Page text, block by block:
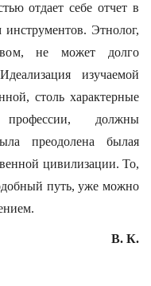
отдает себе отчет в
Этнолог,
не может долго
изучаемой
столь характерные
должны
преодолена былая
цивилизации. То,
путь, уже можно
В. К.